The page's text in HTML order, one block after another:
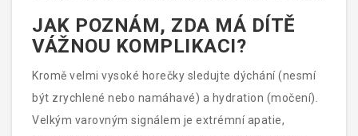
JAK POZNÁM, ZDA MÁ DÍTĚ
VÁŽNOU KOMPLIKACI?
Kromě velmi vysoké horečky sledujte dýchání (nesmí
být zrychlené nebo namáhavé) a hydration (močení).
Velkým varovným signálem je extrémní apatie,